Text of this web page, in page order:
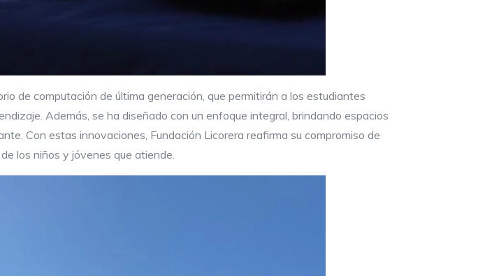
de computación de última generación, que permitirán a los estudiantes
Además, se ha diseñado con un enfoque integral, brindando espacios
Con estas innovaciones, Fundación Licorera reafirma su compromiso de
los niños y jóvenes que atiende.